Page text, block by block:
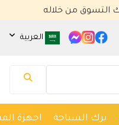
من خلاله
العربية
برك السباحة اجهزة